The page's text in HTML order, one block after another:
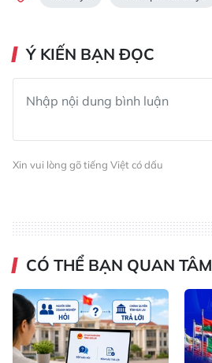
Ý KIẾN BẠN ĐỌC
Xin vui lòng gõ tiếng Việt có dấu
CÓ THỂ BẠN QUAN TÂM